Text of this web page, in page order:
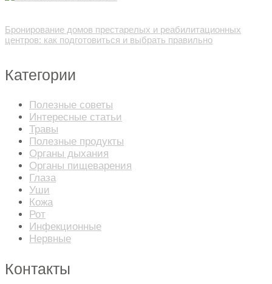
Бронирование домов престарелых и реабилитационных
центров: как подготовиться и выбрать правильно
Категории
Полезные советы
Интересные статьи
Травы
Полезные продукты
Органы дыхания
Органы пищеварения
Глаза
Уши
Кожа
Рот
Инфекционные
Нервные
Контакты